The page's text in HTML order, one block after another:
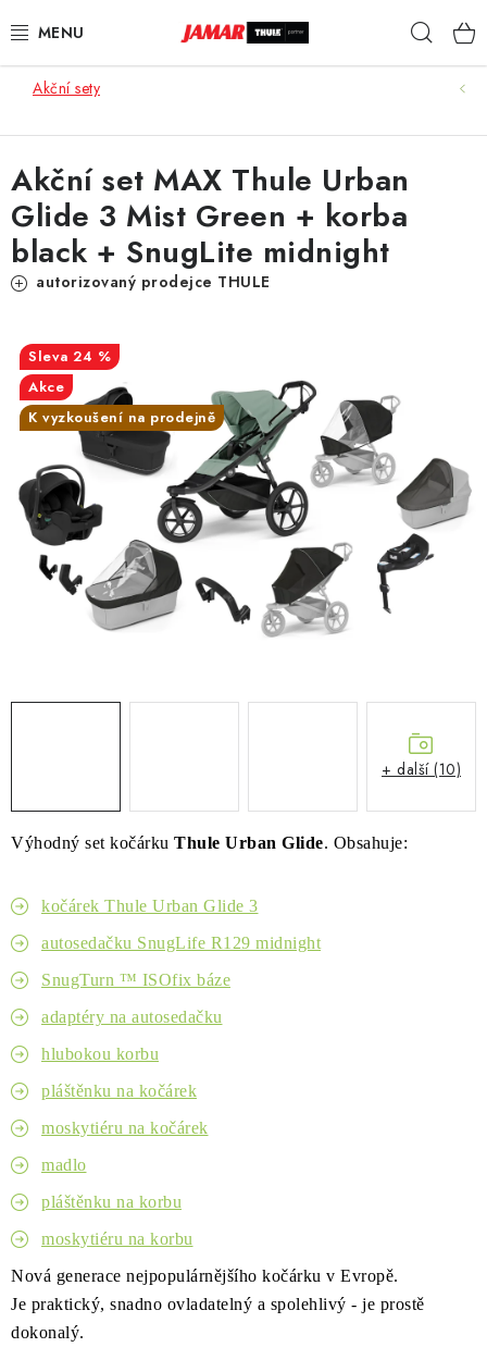
na
STŘEŠNÍ NOSIČE
STŘEŠNÍ BOXY
KOČÁRKY
AUTOPOTAHY ŠITÉ NA MÍRU
AUTODOPLŇKY
PŮJČOVNA
AKCE
PRO PSY
DÁRKOVÉ POUKAZY
Kontakty
Akční sety
Výhodný set kočárku Thule Urban Glide. Obsahuje:
kočárek Thule Urban Glide 3
autosedačku SnugLife R129 midnight
SnugTurn ™ ISOfix báze
adaptéry na autosedačku
hlubokou korbu
pláštěnku na kočárek
moskytiéru na kočárek
madlo
pláštěnku na korbu
moskytiéru na korbu
Nová generace nejpopulárnějšího kočárku v Evropě.
Je praktický, snadno ovladatelný a spolehlivý - je prostě
dokonalý.
Akční set MAX Thule Urban
Glide 3 Mist Green + korba
black + SnugLite midnight
autorizovaný prodejce THULE
24 %
Akce
K vyzkoušení na prodejně
+ další (10)